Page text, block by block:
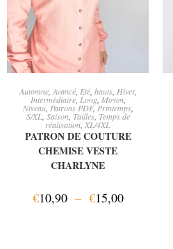
CHOIX DES OPTIONS
Automne, Avancé, Eté, hauts, Hiver,
Intermédiaire, Long, Moyen,
Niveau, Patrons PDF,Printemps,
S/XL,Saison, Tailles, Temps de
réalisation XL/4XL
PATRON DE COUTURE
CHEMISE VESTE
CHARLYNE
€10,90 – €15,00